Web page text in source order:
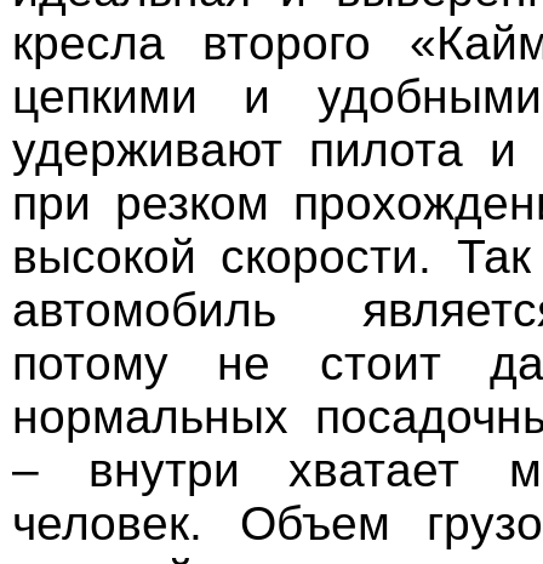
кресла второго
цепкими и
удерживают пилота и
при резком
высокой скорости.
автомобиль
потому не стоит
нормальных
– внутри хватает
человек. Объем